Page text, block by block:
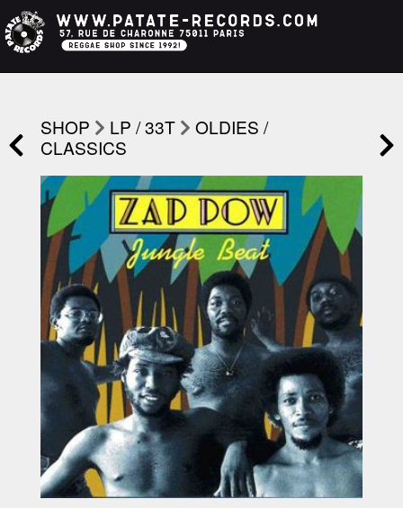
SHOP LP / 33T
OLDIES /
CLASSICS